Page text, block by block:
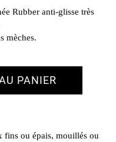
Rubber anti-glisse très
mèches.
PANIER
fins ou épais, mouillés ou